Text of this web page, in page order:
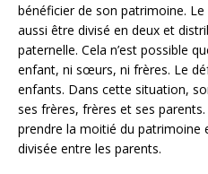
bénéficier de son patrimoine.
aussi être divisé en deux et
paternelle. Cela n’est possible
enfant, ni sœurs, ni frères. Le
enfants. Dans cette situation,
ses frères, frères et ses
prendre la moitié du patrimoine
divisée entre les parents.